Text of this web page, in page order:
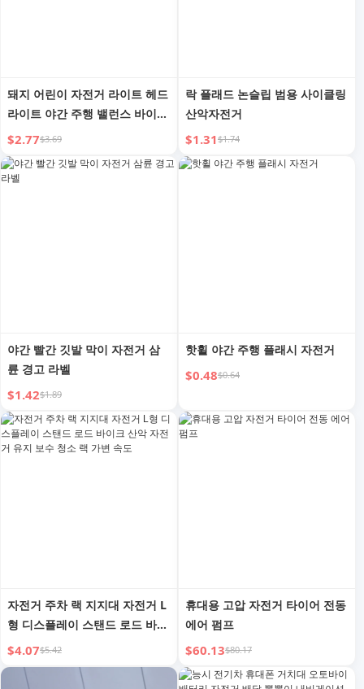
돼지 어린이 자전거 라이트 헤드
라이트 야간 주행 밸런스 바이크
산악 자전거 액센트 라이트 충전
벨 전기 혼 장비
$2.77$3.69
락 플래드 논슬립 범용 사이클링
산악자전거
$1.31$1.74
야간 빨간 깃발 막이 자전거 삼
륜 경고 라벨
$1.42$1.89
핫휠 야간 주행 플래시 자전거
$0.48$0.64
자전거 주차 랙 지지대 자전거 L
형 디스플레이 스탠드 로드 바이
크 산악 자전거 유지 보수 청소
랙 가변 속도
$4.07$5.42
휴대용 고압 자전거 타이어 전동
에어 펌프
$60.13$80.17